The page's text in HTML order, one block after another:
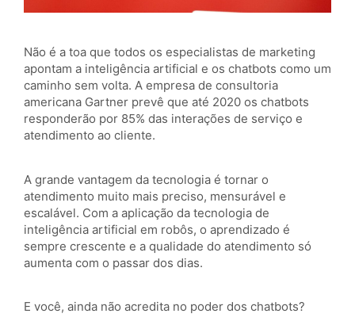
Não é a toa que todos os especialistas de marketing
apontam a inteligência artificial e os chatbots como um
caminho sem volta. A empresa de consultoria
americana Gartner prevê que até 2020 os chatbots
responderão por 85% das interações de serviço e
atendimento ao cliente.
A grande vantagem da tecnologia é tornar o
atendimento muito mais preciso, mensurável e
escalável. Com a aplicação da tecnologia de
inteligência artificial em robôs, o aprendizado é
sempre crescente e a qualidade do atendimento só
aumenta com o passar dos dias.
E você, ainda não acredita no poder dos chatbots?